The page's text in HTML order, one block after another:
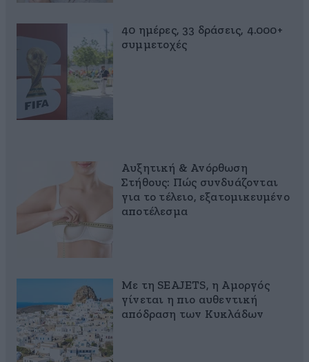
40 ημέρες, 33 δράσεις, 4.000+
συμμετοχές
Αυξητική & Ανόρθωση
Στήθους: Πώς συνδυάζονται
για το τέλειο, εξατομικευμένο
αποτέλεσμα
Με τη SEAJETS, η Αμοργός
γίνεται η πιο αυθεντική
απόδραση των Κυκλάδων